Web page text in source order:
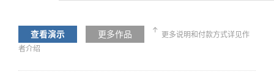
查看演示 更多作品 ↑
更多说明和付款方式详见作
者介绍